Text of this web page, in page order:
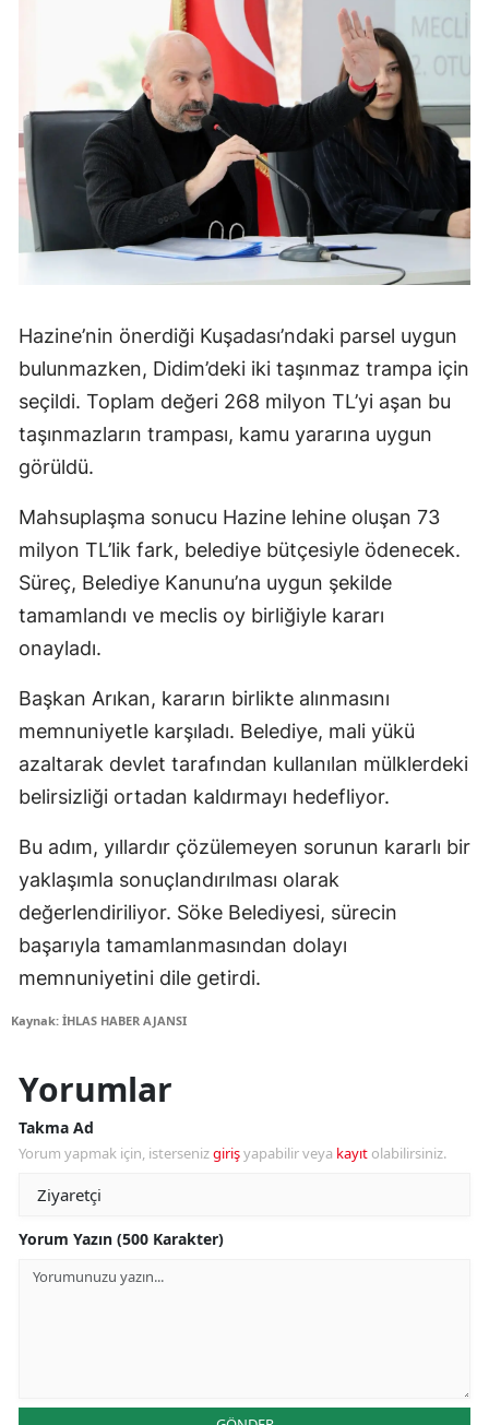
Hazine’nin önerdiği Kuşadası’ndaki parsel uygun
bulunmazken, Didim’deki iki taşınmaz trampa için
seçildi. Toplam değeri 268 milyon TL’yi aşan bu
taşınmazların trampası, kamu yararına uygun
görüldü.
Mahsuplaşma sonucu Hazine lehine oluşan 73
milyon TL’lik fark, belediye bütçesiyle ödenecek.
Süreç, Belediye Kanunu’na uygun şekilde
tamamlandı ve meclis oy birliğiyle kararı
onayladı.
Başkan Arıkan, kararın birlikte alınmasını
memnuniyetle karşıladı. Belediye, mali yükü
azaltarak devlet tarafından kullanılan mülklerdeki
belirsizliği ortadan kaldırmayı hedefliyor.
Bu adım, yıllardır çözülemeyen sorunun kararlı bir
yaklaşımla sonuçlandırılması olarak
değerlendiriliyor. Söke Belediyesi, sürecin
başarıyla tamamlanmasından dolayı
memnuniyetini dile getirdi.
Kaynak: İHLAS HABER AJANSI
Yorumlar
Takma Ad
Yorum yapmak için, istersenizgirişyapabilir veya kayıt olabilirsiniz.
Yorum Yazın (500 Karakter)